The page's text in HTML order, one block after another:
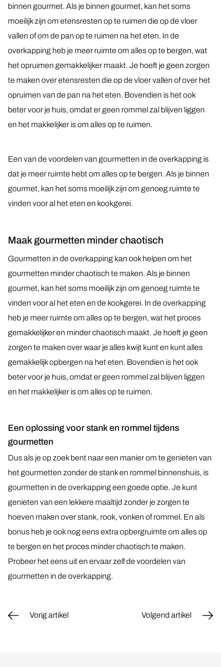
binnen gourmet. Als je binnen gourmet, kan het soms
moeilijk zijn om etensresten op te ruimen die op de vloer
vallen of om de pan op te ruimen na het eten. In de
overkapping heb je meer ruimte om alles op te bergen, wat
het opruimen gemakkelijker maakt. Je hoeft je geen zorgen
te maken over etensresten die op de vloer vallen of over het
opruimen van de pan na het eten. Bovendien is het ook
beter voor je huis, omdat er geen rommel zal blijven liggen
en het makkelijker is om alles op te ruimen.
Een van de voordelen van gourmetten in de overkapping is
dat je meer ruimte hebt om alles op te bergen. Als je binnen
gourmet, kan het soms moeilijk zijn om genoeg ruimte te
vinden voor al het eten en kookgerei.
Maak gourmetten minder chaotisch
Gourmetten in de overkapping kan ook helpen om het
gourmetten minder chaotisch te maken. Als je binnen
gourmet, kan het soms moeilijk zijn om genoeg ruimte te
vinden voor al het eten en de kookgerei. In de overkapping
heb je meer ruimte om alles op te bergen, wat het proces
gemakkelijker en minder chaotisch maakt. Je hoeft je geen
zorgen te maken over waar je alles kwijt kunt en kunt alles
gemakkelijk opbergen na het eten. Bovendien is het ook
beter voor je huis, omdat er geen rommel zal blijven liggen
en het makkelijker is om alles op te ruimen.
Een oplossing voor stank en rommel tijdens
gourmetten
Dus als je op zoek bent naar een manier om te genieten van
het gourmetten zonder de stank en rommel binnenshuis, is
gourmetten in de overkapping een goede optie. Je kunt
genieten van een lekkere maaltijd zonder je zorgen te
hoeven maken over stank, rook, vonken of rommel. En als
bonus heb je ook nog eens extra opbergruimte om alles op
te bergen en het proces minder chaotisch te maken.
Probeer het eens uit en ervaar zelf de voordelen van
gourmetten in de overkapping.
Vorig artikel Volgend artikel